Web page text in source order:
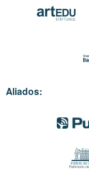
Aliados: